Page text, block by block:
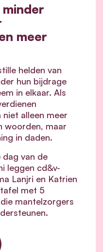
meer
helden van
hun bijdrage
in elkaar. Als
alleen meer
woorden, maar
in daden.
dag van de
leggen cd&v-
Lanjri en Katrien
met 5
mantelzorgers